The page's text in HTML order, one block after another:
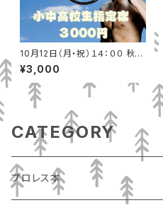
10月12日（月・祝）１４：００ 秋田
テルサ（秋田市）小中高校生指定
席
¥3,000
CATEGORY
プロレス本